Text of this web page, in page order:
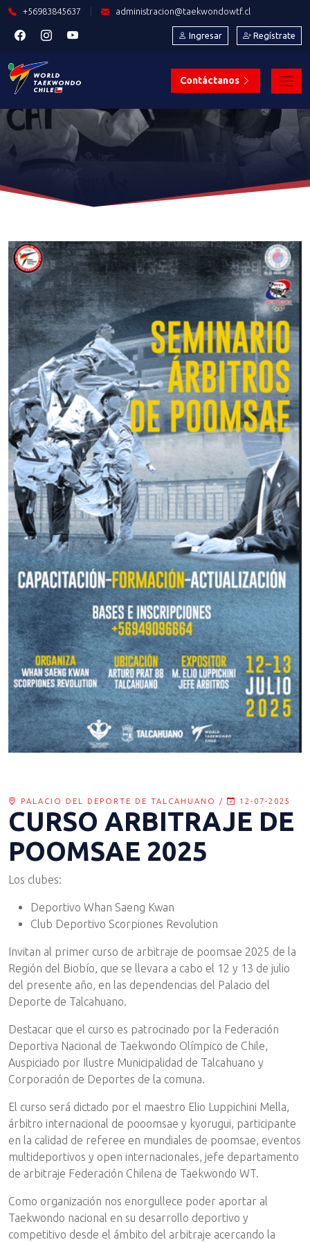
+56983845637 administracion@taekwondowtf.cl
Ingresar Regístrate
Contáctanos
PALACIO DEL DEPORTE DE TALCAHUANO / 12-07-2025
CURSO ARBITRAJE DE
POOMSAE 2025
Los clubes:
Deportivo Whan Saeng Kwan
Club Deportivo Scorpiones Revolution
Invitan al primer curso de arbitraje de poomsae 2025 de la
Región del Biobío, que se llevara a cabo el 12 y 13 de julio
del presente año, en las dependencias del Palacio del
Deporte de Talcahuano.
Destacar que el curso es patrocinado por la Federación
Deportiva Nacional de Taekwondo Olímpico de Chile,
Auspiciado por Ilustre Municipalidad de Talcahuano y
Corporación de Deportes de la comuna.
El curso será dictado por el maestro Elio Luppichini Mella,
árbitro internacional de pooomsae y kyorugui, participante
en la calidad de referee en mundiales de poomsae, eventos
multideportivos y open internacionales, jefe departamento
de arbitraje Federación Chilena de Taekwondo WT.
Como organización nos enorgullece poder aportar al
Taekwondo nacional en su desarrollo deportivo y
competitivo desde el ámbito del arbitraje acercando la